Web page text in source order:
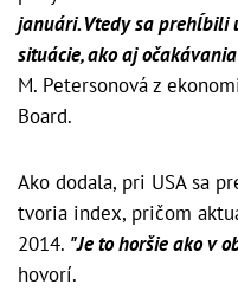
januári. Vtedy sa prehĺbili
situácie, ako aj
M. Petersonová z
Board.
Ako dodala, pri USA sa
tvoria index, pričom
2014. "Je to horšie ako v
hovorí.